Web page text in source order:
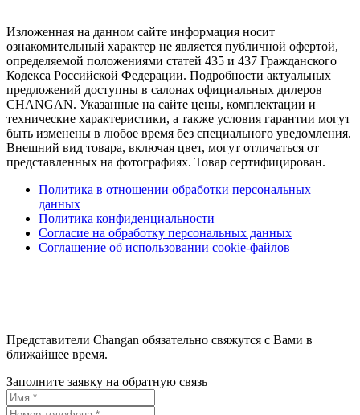
Изложенная на данном сайте информация носит
ознакомительный характер не является публичной офертой,
определяемой положениями статей 435 и 437 Гражданского
Кодекса Российской Федерации. Подробности актуальных
предложений доступны в салонах официальных дилеров
CHANGAN. Указанные на сайте цены, комплектации и
технические характеристики, а также условия гарантии могут
быть изменены в любое время без специального уведомления.
Внешний вид товара, включая цвет, могут отличаться от
представленных на фотографиях. Товар сертифицирован.
Политика в отношении обработки персональных
данных
Политика конфиденциальности
Согласие на обработку персональных данных
Соглашение об использовании cookie-файлов
Представители Changan обязательно свяжутся с Вами в
ближайшее время.
Заполните заявку на обратную связь